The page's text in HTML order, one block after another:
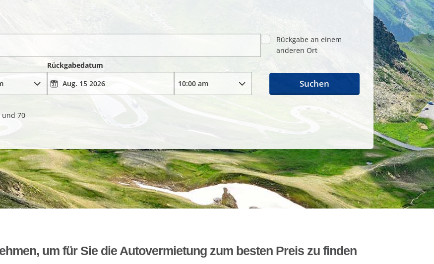
Rückgabe an einem
anderen Ort
Rückgabedatum
und 70
Suchen
um für Sie die Autovermietung zum besten Preis zu finden